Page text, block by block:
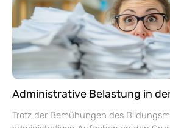
Administrative Belastung in
Trotz der Bemühungen des